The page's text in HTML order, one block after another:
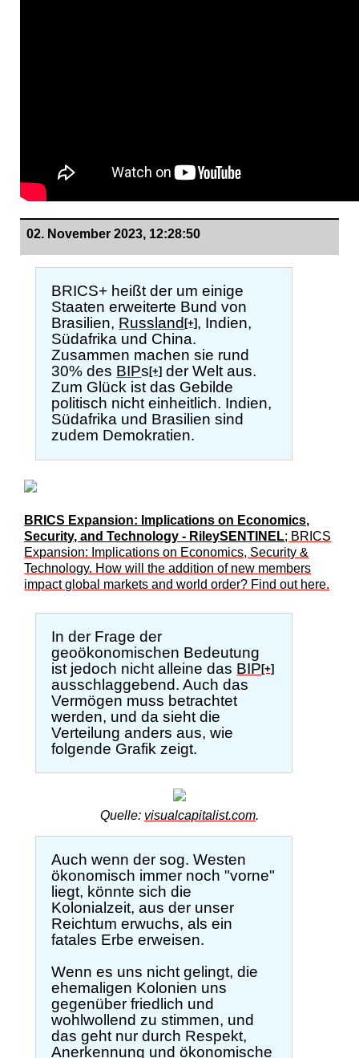
02. November 2023, 12:28:50
BRICS+ heißt der um einige
Staaten erweiterte Bund von
Brasilien, Russland[+] , Indien,
Südafrika und China.
Zusammen machen sie rund
30% des BIPs[+] der Welt aus.
Zum Glück ist das Gebilde
politisch nicht einheitlich. Indien,
Südafrika und Brasilien sind
zudem Demokratien.
BRICS Expansion: Implications on Economics,
Security, and Technology - RileySENTINEL; BRICS
Expansion: Implications on Economics, Security &
Technology. How will the addition of new members
impact global markets and world order? Find out here.
In der Frage der
geoökonomischen Bedeutung
ist jedoch nicht alleine das BIP[+]
ausschlaggebend. Auch das
Vermögen muss betrachtet
werden, und da sieht die
Verteilung anders aus, wie
folgende Grafik zeigt.
Quelle: visualcapitalist.com.
Auch wenn der sog. Westen
ökonomisch immer noch "vorne"
liegt, könnte sich die
Kolonialzeit, aus der unser
Reichtum erwuchs, als ein
fatales Erbe erweisen.
Wenn es uns nicht gelingt, die
ehemaligen Kolonien uns
gegenüber friedlich und
wohlwollend zu stimmen, und
das geht nur durch Respekt,
Anerkennung und ökonomische